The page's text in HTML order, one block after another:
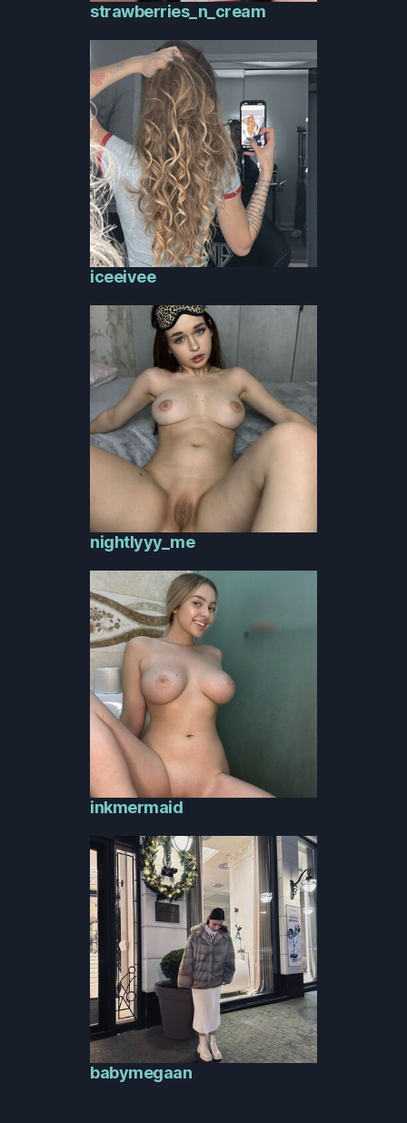
strawberries_n_cream
iceeivee
nightlyyy_me
inkmermaid
babymegaan